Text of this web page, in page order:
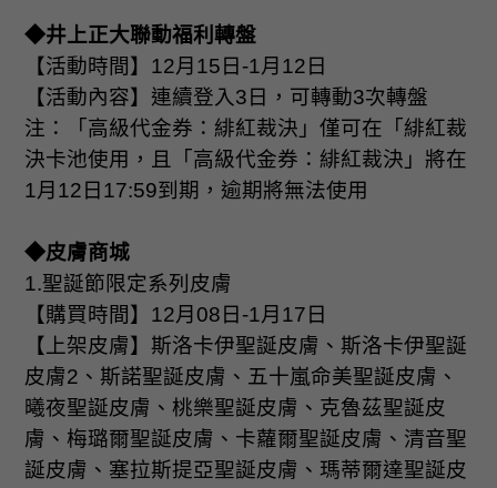
◆井上正大聯動福利轉盤
【活動時間】 12月 15 日 -1月 12 日
【活動內容】連續登入3 日，可轉動3次轉盤
注：「高級代金券：緋紅裁決」僅可在「緋紅裁
決卡池使用，且「高級代金券：緋紅裁決」將在
1月 12 日 17:59到期，逾期將無法使用
◆皮膚商城
1.聖誕節限定系列皮膚
【購買時間】 12月08 日 -1月 17 日
【上架皮膚】斯洛卡伊聖誕皮膚、斯洛卡伊聖誕
皮膚2 、斯諾聖誕皮膚、五十嵐命美聖誕皮膚、
曦夜聖誕皮膚、桃樂聖誕皮膚、克魯茲聖誕皮
膚、梅璐爾聖誕皮膚、卡蘿爾聖誕皮膚、清音聖
誕皮膚、塞拉斯提亞聖誕皮膚、瑪蒂爾達聖誕皮